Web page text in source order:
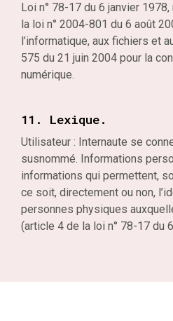
Loi n° 78-17 du 6 janvier
la loi n° 2004-801 du 6 août
l’informatique, aux fichiers et
575 du 21 juin 2004 pour la
numérique.
11. Lexique.
Utilisateur : Internaute se
susnommé. Informations
informations qui permettent,
ce soit, directement ou non,
personnes physiques
(article 4 de la loi n° 78-17 du